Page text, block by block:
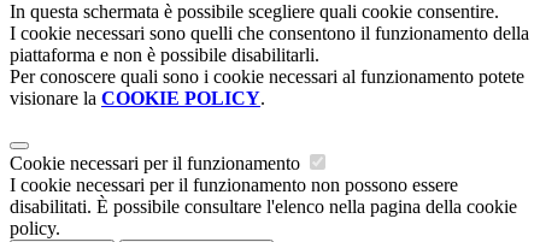
In questa schermata è possibile scegliere quali cookie consentire.
I cookie necessari sono quelli che consentono il funzionamento della
piattaforma e non è possibile disabilitarli.
Per conoscere quali sono i cookie necessari al funzionamento potete
visionare la COOKIE POLICY.
Cookie necessari per il funzionamento
I cookie necessari per il funzionamento non possono essere
disabilitati. È possibile consultare l'elenco nella pagina della cookie
policy.